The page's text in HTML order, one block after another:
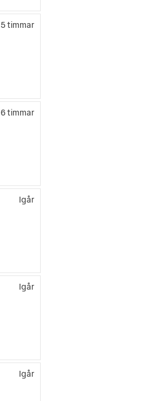
5 timmar
6 timmar
Igår
Igår
Igår